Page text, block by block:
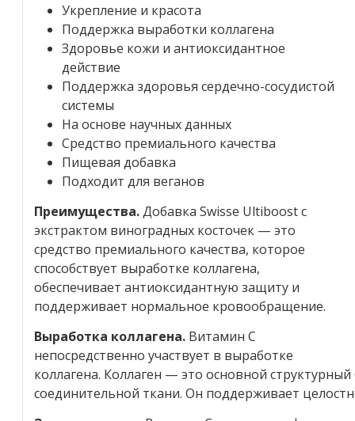
Укрепление и красота
Поддержка выработки коллагена
Здоровье кожи и антиоксидантное
действие
Поддержка здоровья сердечно-сосудистой
системы
На основе научных данных
Средство премиального качества
Пищевая добавка
Подходит для веганов
Преимущества.Добавка Swisse Ultiboost c
экстрактом виноградных косточек — это
средство премиального качества, которое
способствует выработке коллагена,
обеспечивает антиоксидантную защиту и
поддерживает нормальное кровообращение.
Выработка коллагена. Витамин C
непосредственно участвует в выработке
коллагена. Коллаген — это основной
соединительной ткани. Он поддерживает